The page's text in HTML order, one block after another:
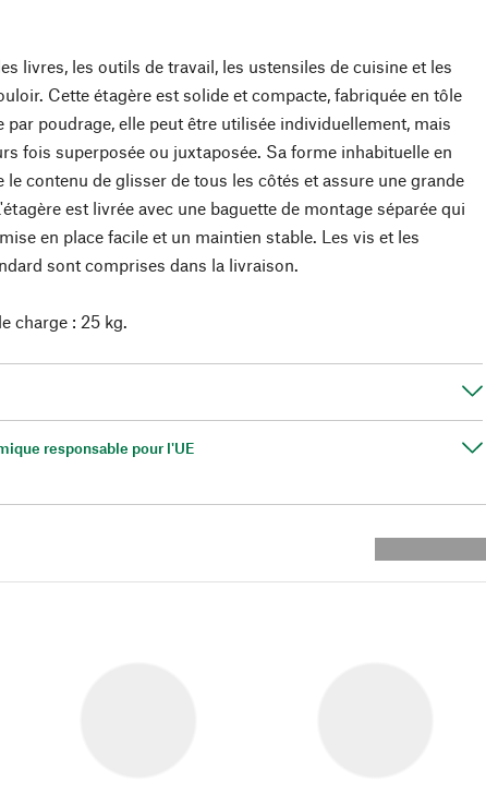
livres, les outils de travail, les ustensiles de cuisine et les
Cette étagère est solide et compacte, fabriquée en tôle
par poudrage, elle peut être utilisée individuellement, mais
fois superposée ou juxtaposée. Sa forme inhabituelle en
le contenu de glisser de tous les côtés et assure une grande
est livrée avec une baguette de montage séparée qui
en place facile et un maintien stable. Les vis et les
sont comprises dans la livraison.
charge : 25 kg.
responsable pour l'UE